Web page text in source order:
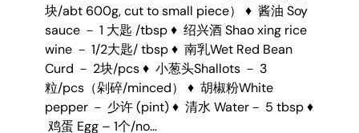
块/abt 600g, cut to small piece） ♦ 酱油 Soy
sauce － 1 大匙 /tbsp ♦ 绍兴酒 Shao xing rice
wine － 1/2大匙/ tbsp ♦ 南乳Wet Red Bean
Curd － 2块/pcs ♦ 小葱头Shallots － 3
粒/pcs（剁碎/minced） ♦ 胡椒粉White
pepper － 少许 (pint) ♦ 清水 Water－ 5 tbsp ♦
鸡蛋 Egg – 1个/no…